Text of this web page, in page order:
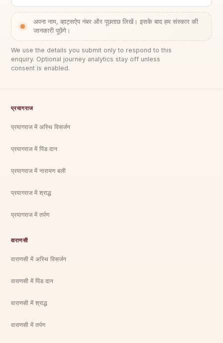
अपना नाम, व्हाट्सऐप नंबर और पूछताछ लिखें। इसके बाद हम संस्कार की
जानकारी पूछेंगे।
We use the details you submit only to respond to this
enquiry. Optional journey analytics stay off unless
consent is enabled.
प्रयागराज
प्रयागराज में अस्थि विसर्जन
प्रयागराज में पिंड दान
प्रयागराज में नारायण बली
प्रयागराज में श्राद्ध
प्रयागराज में तर्पण
वाराणसी
वाराणसी में अस्थि विसर्जन
वाराणसी में पिंड दान
वाराणसी में श्राद्ध
वाराणसी में तर्पण